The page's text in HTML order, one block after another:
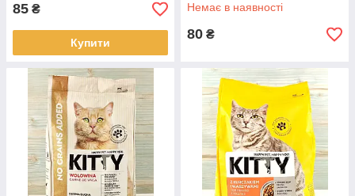
85 ₴
Купити
Немає в наявності
80 ₴